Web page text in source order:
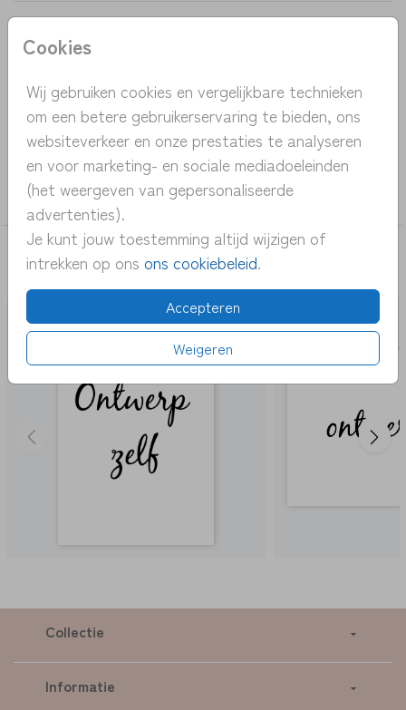
Cookies
Wij gebruiken cookies en vergelijkbare technieken
om een betere gebruikerservaring te bieden, ons
websiteverkeer en onze prestaties te analyseren
en voor marketing- en sociale mediadoeleinden
(het weergeven van gepersonaliseerde
advertenties).
Je kunt jouw toestemming altijd wijzigen of
intrekken op ons ons cookiebeleid.
Accepteren
Weigeren
Productinformatie
OMSCHRIJVING
geboorte aankondiging stijlvol jongen botanisch
COLLECTIE
Raamsticker
DEZE KAARTEN VIND JE MISSCHIEN OOK
Collectie
Informatie